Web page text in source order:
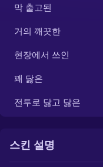
기타
막 출고된
거의 깨끗한
현장에서 쓰인
꽤 닳은
전투로 닳고 닳은
스킨 설명